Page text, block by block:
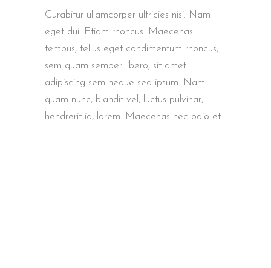
Curabitur ullamcorper ultricies nisi. Nam
eget dui. Etiam rhoncus. Maecenas
tempus, tellus eget condimentum rhoncus,
sem quam semper libero, sit amet
adipiscing sem neque sed ipsum. Nam
quam nunc, blandit vel, luctus pulvinar,
hendrerit id, lorem. Maecenas nec odio et